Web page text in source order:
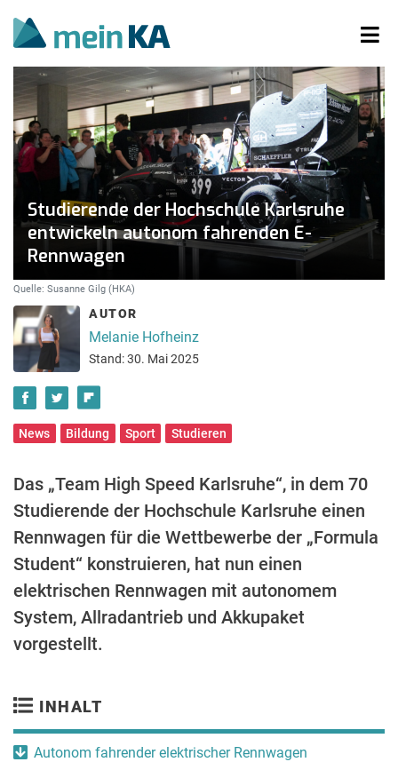
Studierende der Hochschule Karlsruhe
entwickeln autonom fahrenden E-
Rennwagen
Quelle: Susanne Gilg (HKA)
AUTOR
Melanie Hofheinz
Stand: 30. Mai 2025
News Bildung Sport Studieren
Das „Team High Speed Karlsruhe“, in dem 70
Studierende der Hochschule Karlsruhe einen
Rennwagen für die Wettbewerbe der „Formula
Student“ konstruieren, hat nun einen
elektrischen Rennwagen mit autonomem
System, Allradantrieb und Akkupaket
vorgestellt.
INHALT
Autonom fahrender elektrischer Rennwagen